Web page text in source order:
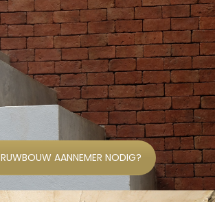
RUWBOUW AANNEMER NODIG?